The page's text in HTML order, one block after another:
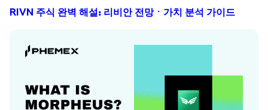
RIVN 주식 완벽 해설: 리비안 전망ㆍ가치 분석 가이드